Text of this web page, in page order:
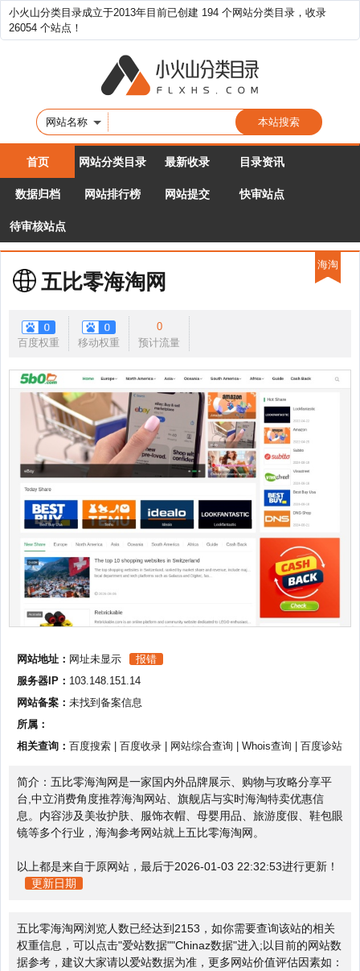
小火山分类目录成立于2013年目前已创建 194 个网站分类目录，收录
26054 个站点！
网站名称
首页 网站分类目录 最新收录 目录资讯
数据归档 网站排行榜 网站提交 快审站点
待审核站点
五比零海淘网
百度权重 移动权重
0
预计流量
网站地址： 网址未显示
报错
服务器IP： 103.148.151.14
网站备案： 未找到备案信息
所属：
相关查询： 百度搜索 百度收录 网站综合查询 Whois查询 百度诊站
简介：五比零海淘网是一家国内外品牌展示、购物与攻略分享平
台,中立消费角度推荐海淘网站、旗舰店与实时海淘特卖优惠信
息。内容涉及美妆护肤、服饰衣帽、母婴用品、旅游度假、鞋包眼
镜等多个行业，海淘参考网站就上五比零海淘网。
以上都是来自于原网站，最后于2026-01-03 22:32:53进行更新！
更新日期
五比零海淘网浏览人数已经达到2153，如你需要查询该站的相关
权重信息，可以点击"爱站数据""Chinaz数据"进入;以目前的网站数
据参考，建议大家请以爱站数据为准，更多网站价值评估因素如：
海淘